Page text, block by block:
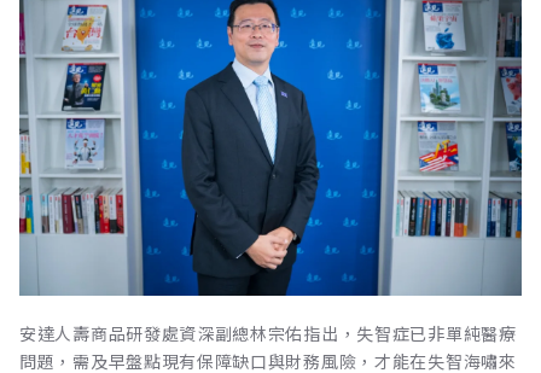
安達人壽商品研發處資深副總林宗佑指出，失智症已非單純醫療
問題，需及早盤點現有保障缺口與財務風險，才能在失智海嘯來